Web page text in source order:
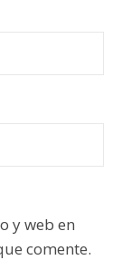
y web en
comente.